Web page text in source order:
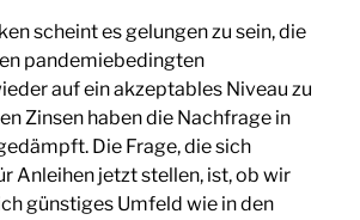
scheint es gelungen zu sein, die
pandemiebedingten
auf ein akzeptables Niveau zu
Zinsen haben die Nachfrage in
Die Frage, die sich
Anleihen jetzt stellen, ist, ob wir
günstiges Umfeld wie in den